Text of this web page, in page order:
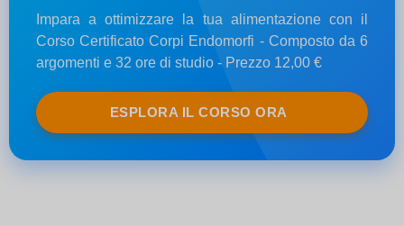
Impara a ottimizzare la tua alimentazione con il
Corso Certificato Corpi Endomorfi - Composto da 6
argomenti e 32 ore di studio - Prezzo 12,00 €
ESPLORA IL CORSO ORA